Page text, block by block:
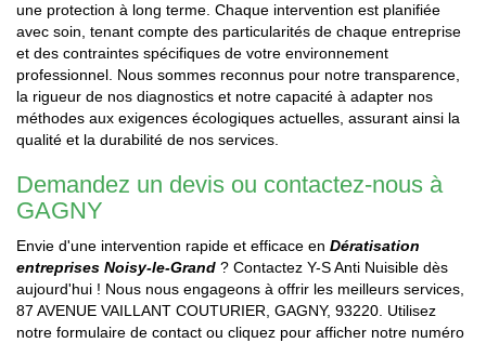
une protection à long terme. Chaque intervention est planifiée
avec soin, tenant compte des particularités de chaque entreprise
et des contraintes spécifiques de votre environnement
professionnel. Nous sommes reconnus pour notre transparence,
la rigueur de nos diagnostics et notre capacité à adapter nos
méthodes aux exigences écologiques actuelles, assurant ainsi la
qualité et la durabilité de nos services.
Demandez un devis ou contactez-nous à
GAGNY
Envie d'une intervention rapide et efficace en Dératisation
entreprises Noisy-le-Grand ? Contactez Y-S Anti Nuisible dès
aujourd'hui ! Nous nous engageons à offrir les meilleurs services,
87 AVENUE VAILLANT COUTURIER, GAGNY, 93220. Utilisez
notre formulaire de contact ou cliquez pour afficher notre numéro